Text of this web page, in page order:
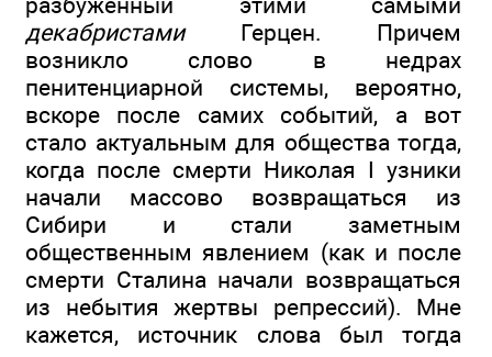
декабристамиГерцен. Причем
возникло слово в недрах
пенитенциарной системы, вероятно,
вскоре после самих событий, а вот
стало актуальным для общества тогда,
когда после смерти Николая I узники
начали массово возвращаться из
Сибири и стали заметным
общественным явлением (как и после
смерти Сталина начали возвращаться
из небытия жертвы репрессий). Мне
кажется, источник слова был тогда